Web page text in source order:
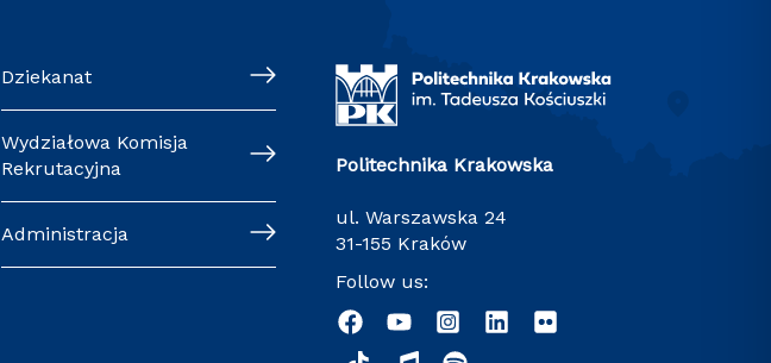
Dziekanat
Wydziałowa Komisja
Rekrutacyjna
Administracja
Politechnika Krakowska
ul. Warszawska 24
31-155 Kraków
Follow us: